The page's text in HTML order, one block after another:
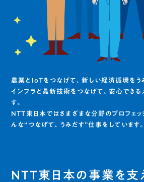
農業とIoTをつなげて、新しい経済循環をう
インフラと最新技術をつなげて、安心できる
す。
NTT東日本ではさまざまな分野のプロフェッ
んな“つなげて、うみだす”仕事をしています。
NTT東日本の事業を支